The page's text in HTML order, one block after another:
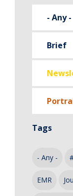
- Any -
Brief
Tags
- Any -
EMR